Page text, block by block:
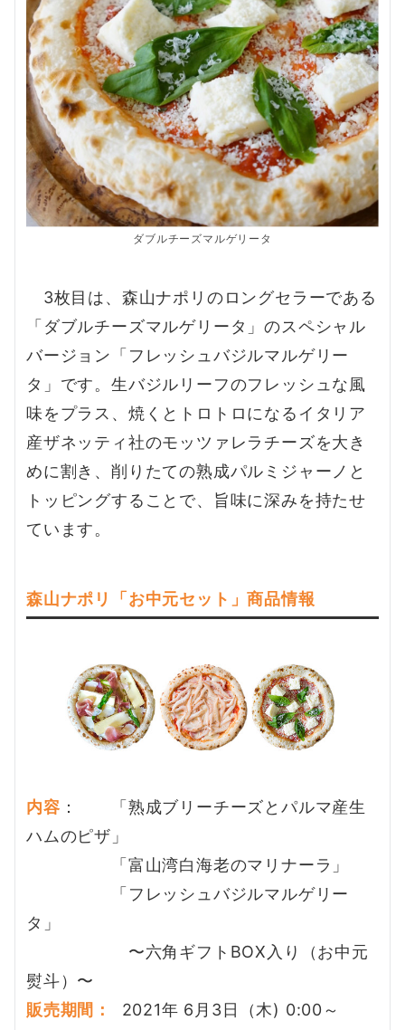
ダブルチーズマルゲリータ
3枚目は、森山ナポリのロングセラーである
「ダブルチーズマルゲリータ」のスペシャル
バージョン「フレッシュバジルマルゲリー
タ」です。生バジルリーフのフレッシュな風
味をプラス、焼くとトロトロになるイタリア
産ザネッティ社のモッツァレラチーズを大き
めに割き、削りたての熟成パルミジャーノと
トッピングすることで、旨味に深みを持たせ
ています。
森山ナポリ「お中元セット 」商品情報
内容 ： 「熟成ブリーチーズとパルマ産生
ハムのピザ」
「富山湾白海老のマリナーラ」
「フレッシュバジルマルゲリー
タ」
〜六角ギフトBOX入り（お中元
熨斗）〜
販売期間：
2021年 6月3日（木) 0:00～